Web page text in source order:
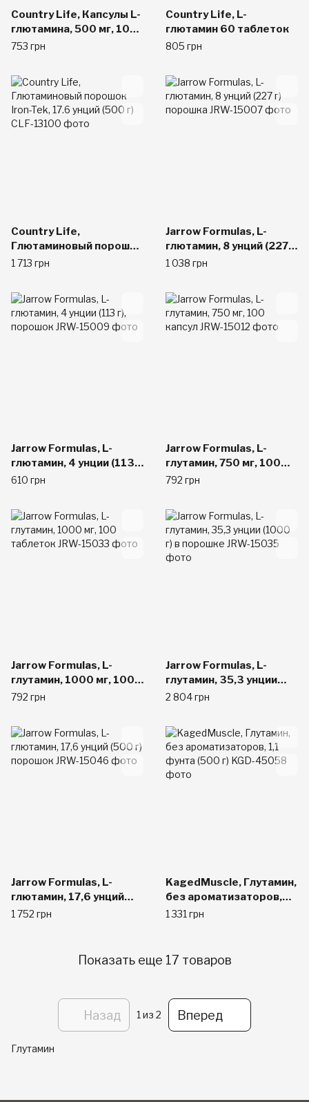
Country Life, Капсулы L-
глютамина, 500 мг, 100
растительных капсул
753 грн
Country Life, L-
глютамин 60 таблеток
805 грн
Country Life,
Глютаминовый порошок
Iron-Tek, 17.6 унций (500
1 713 грн
Jarrow Formulas, L-
глютамин, 8 унций (227
г) порошка
1 038 грн
Jarrow Formulas, L-
глютамин, 4 унции (113
г), порошок
610 грн
Jarrow Formulas, L-
глутамин, 750 мг, 100
капсул
792 грн
Jarrow Formulas, L-
глутамин, 1000 мг, 100
таблеток
792 грн
Jarrow Formulas, L-
глутамин, 35,3 унции
(1000 г) в порошке
2 804 грн
Jarrow Formulas, L-
глютамин, 17,6 унций
(500 г) порошок
1 752 грн
KagedMuscle, Глутамин,
без ароматизаторов,
1,1 фунта (500 г)
1 331 грн
Показать еще 17 товаров
Назад 1 из 2 Вперед
Глутамин